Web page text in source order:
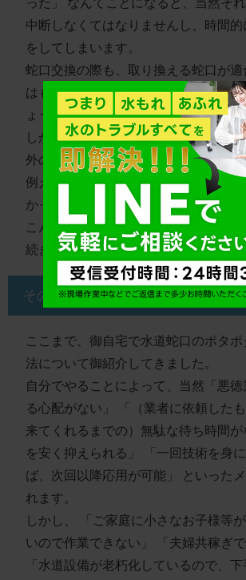
った」 なんてことになると、当然そ
中断しなくてはなりませんし、時間的
をしてしまいます。
蛇口交換の際も、取り換える蛇口が適
はもちろんですが、道具類も事前に用
ょう。
しかし、どれだけ入念に準備をして
外の事態に遭遇することはあります。
例えば、配管が古くてさび付いていて
かったり、壁の中の配管が壊れてし
こんなときにはどうしたらいいので
続きは、ページ下のリンク先で確かめ
その７ 困ったときはプロに相談
ここまで、御自宅で水道蛇口のポタ
法について御紹介してきました。
自分でやることによって、当然 「悪
る心配がない」
「（業者に依頼した
来てくれるまでの）無駄な待ち時間が
を安く抑えられる」
「一回技術を身
ば、次回以降応用が可能」
といった
れます。
しかし、
「ご家庭に小さなお子様等
いので作業できない」
「夫婦共稼ぎ
「水道設備が老朽化しているので、